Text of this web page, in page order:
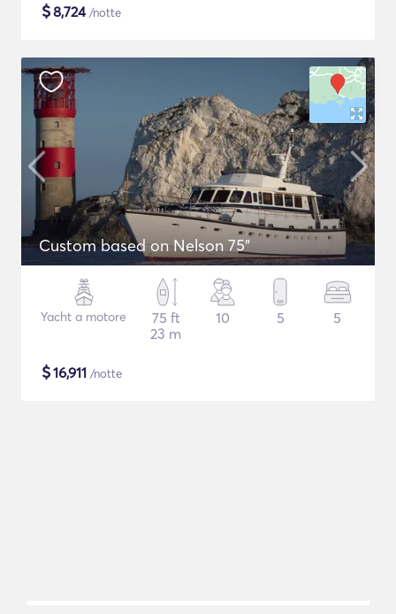
$8,724/notte
Custom based on Nelson 75"
Yacht a motore
75 ft
23 m
10 5 5
$16,911 /notte